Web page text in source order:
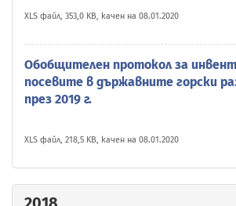
XLS файл, 353,0 KB, качен на 08.01.2020
Обобщителен протокол за
посевите в държавните горски
през 2019 г.
XLS файл, 218,5 KB, качен на 08.01.2020